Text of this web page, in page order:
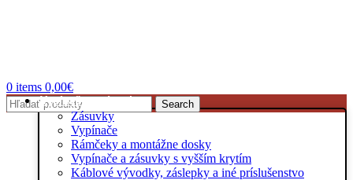
0 items 0,00€
Search
Vypínače a zásuvky
Zásuvky
Vypínače
Rámčeky a montážne dosky
Vypínače a zásuvky s vyšším krytím
Káblové vývodky, záslepky a iné príslušenstvo